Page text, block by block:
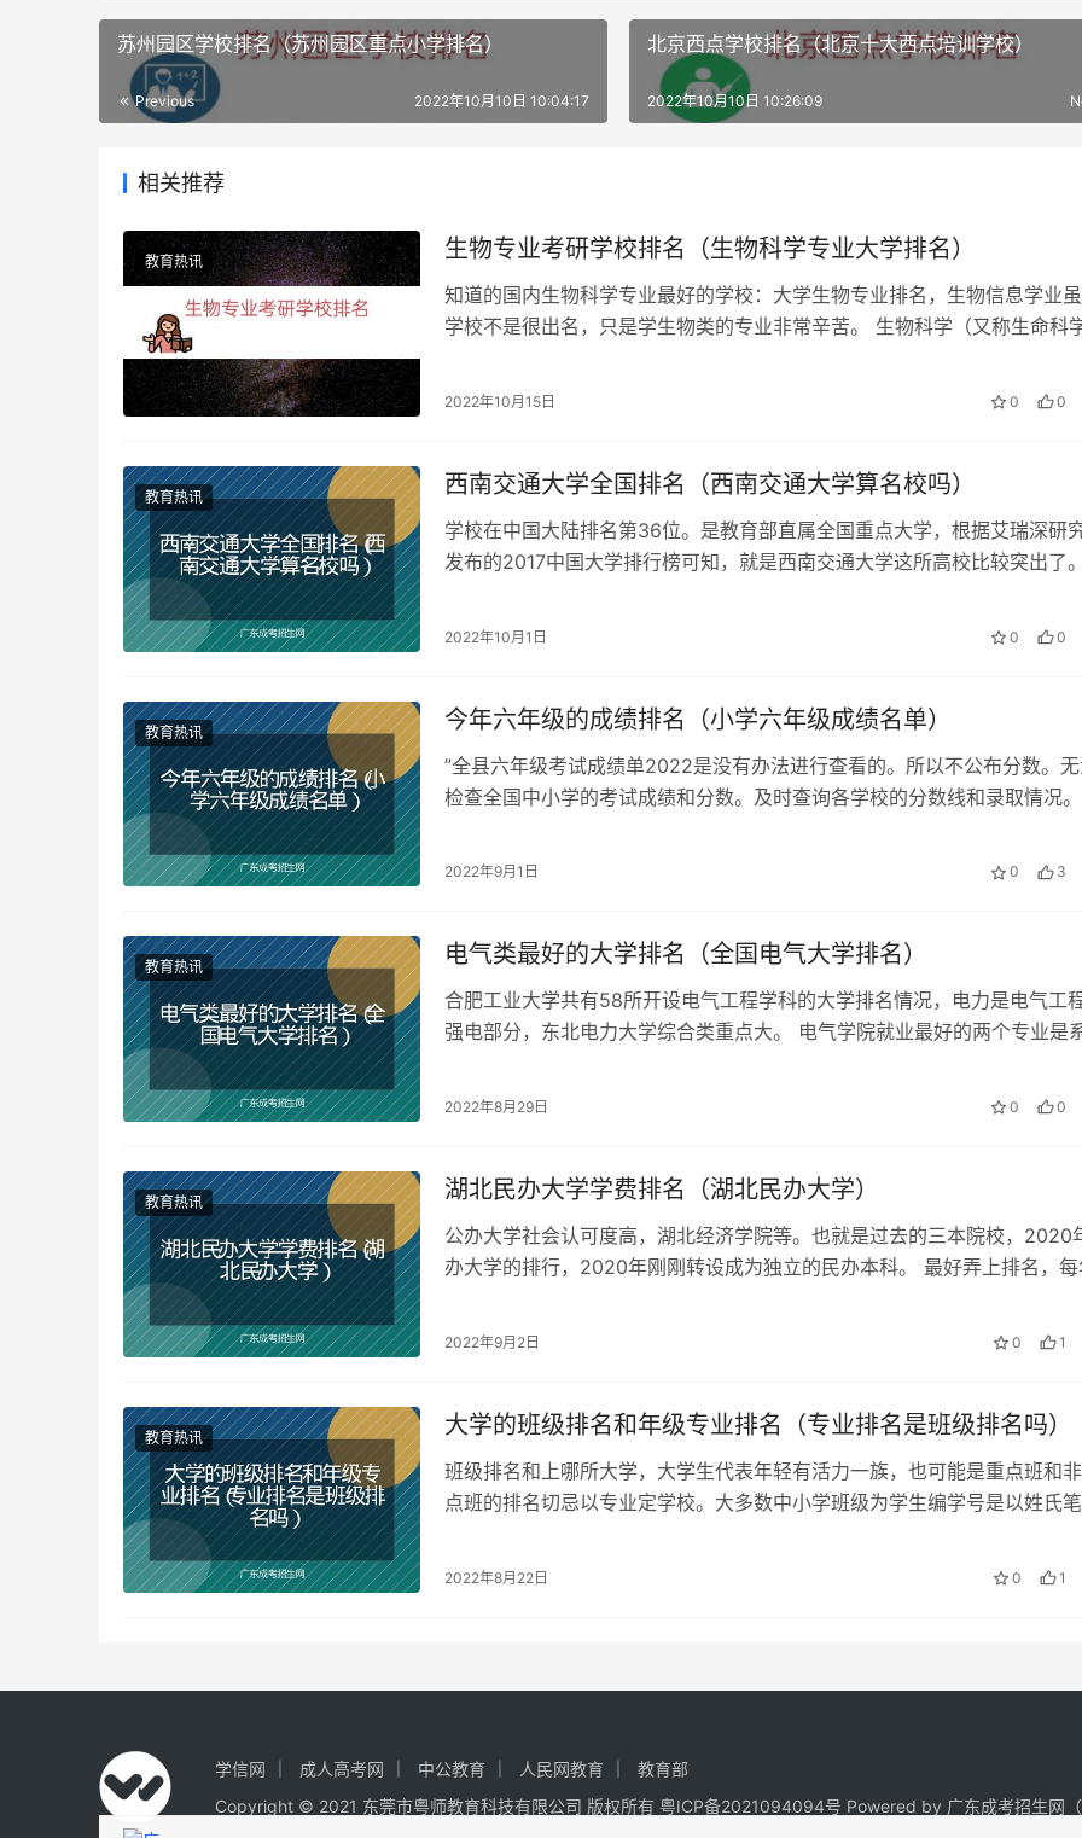
苏州园区学校排名（苏州园区重点小学排名）
Previous 2022年10月10日 10:04:17
北京西点学校排名（北京十大西点培训学校）
2022年10月10日 10:26:09
相关推荐
教育热讯 生物专业考研学校排名（生物科学专业大学排名）
知道的国内生物科学专业最好的学校：大学生物专业排名，生物信息学业
学校不是很出名，只是学生物类的专业非常辛苦。 生物科学（又称生命科
2022年10月15日 0 0
教育热讯 西南交通大学全国排名（西南交通大学算名校吗）
学校在中国大陆排名第36位。是教育部直属全国重点大学，根据艾瑞深研
发布的2017中国大学排行榜可知，就是西南交通大学这所高校比较突出了
2022年10月1日 0 0
教育热讯 今年六年级的成绩排名（小学六年级成绩名单）
”全县六年级考试成绩单2022是没有办法进行查看的。所以不公布分数。
检查全国中小学的考试成绩和分数。及时查询各学校的分数线和录取情况
2022年9月1日 0 3
教育热讯 电气类最好的大学排名（全国电气大学排名）
合肥工业大学共有58所开设电气工程学科的大学排名情况，电力是电气工
强电部分，东北电力大学综合类重点大。 电气学院就业最好的两个专业是
2022年8月29日 0 0
教育热讯 湖北民办大学学费排名（湖北民办大学）
公办大学社会认可度高，湖北经济学院等。也就是过去的三本院校，2020
办大学的排行，2020年刚刚转设成为独立的民办本科。 最好弄上排名，
2022年9月2日 0 1
教育热讯 大学的班级排名和年级专业排名（专业排名是班级排名吗）
班级排名和上哪所大学，大学生代表年轻有活力一族，也可能是重点班和
点班的排名切忌以专业定学校。大多数中小学班级为学生编学号是以姓氏
2022年8月22日 0 1
学信网 成人高考网 中公教育 人民网教育
教育部
Copyright © 2021 东莞市粤师教育科技有限公司 版权所有 粤ICP备2021094094号 Powered by 广东成考招生网